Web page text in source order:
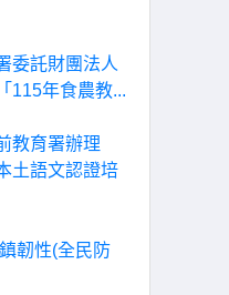
委託財團法人
115年食農教...
教育署辦理
土語文認證培
韌性(全民防